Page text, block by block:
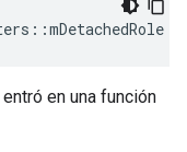
::mDetachedRole
en una función